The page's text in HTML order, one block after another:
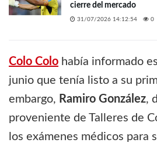
cierre del mercado
31/07/2026 14:12:54 0
Colo Colo había informado
junio que tenía listo a su
embargo, Ramiro González,
proveniente de Talleres de
los exámenes médicos para